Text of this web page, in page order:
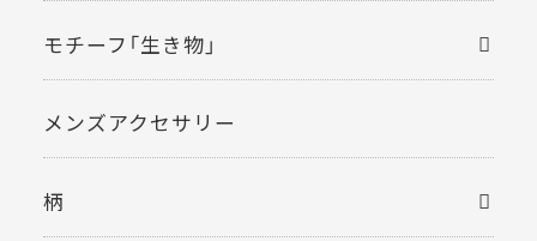
モチーフ「生き物」
メンズアクセサリー
柄